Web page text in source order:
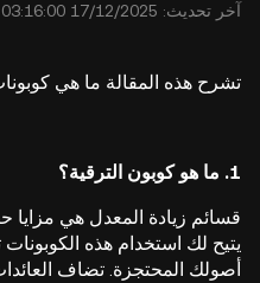
آخر تحديث: ⁦03:16:00 17/12/2025⁩
تشرح هذه المقالة ما هي
1. ما هو كوبون الترقية؟
يتيح لك استخدام هذه
أصولك المحتجزة. تضاف